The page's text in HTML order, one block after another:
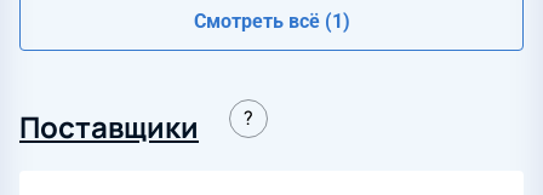
Смотреть всё (1)
Поставщики